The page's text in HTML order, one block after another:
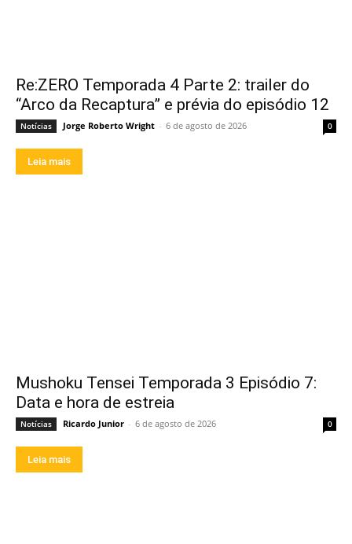
Re:ZERO Temporada 4 Parte 2: trailer do
“Arco da Recaptura” e prévia do episódio 12
Notícias Jorge Roberto Wright - 6 de agosto de 2026 0
Leia mais
Mushoku Tensei Temporada 3 Episódio 7:
Data e hora de estreia
Notícias Ricardo Junior - 6 de agosto de 2026 0
Leia mais